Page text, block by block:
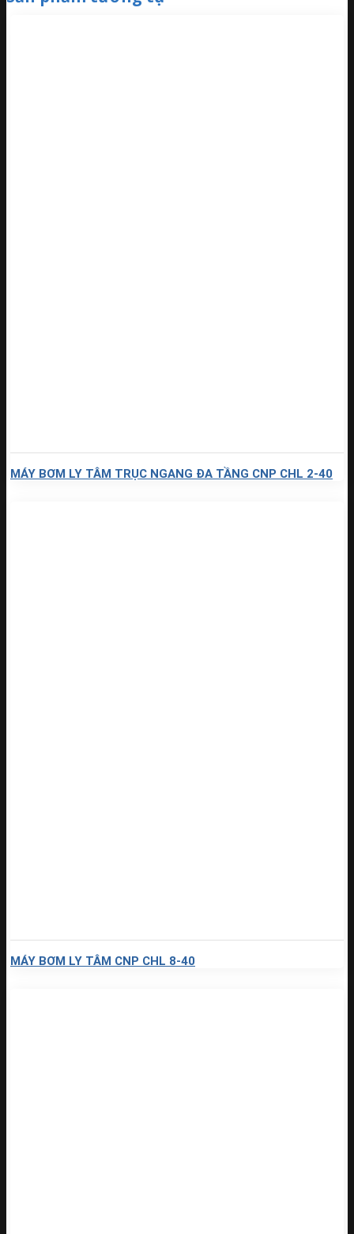
MÁY BƠM LY TÂM TRỤC NGANG ĐA TẦNG CNP CHL 2-40
MÁY BƠM LY TÂM CNP CHL 8-40